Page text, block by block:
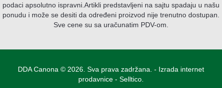
podaci apsolutno ispravni. Artikli predstavljeni na sajtu spadaju u našu
ponudu i može se desiti da određeni proizvod nije trenutno dostupan.
Sve cene su sa uračunatim PDV-om.
DDA Canona © 2026. Sva prava zadržana. - Izrada internet
prodavnice - Selltico.